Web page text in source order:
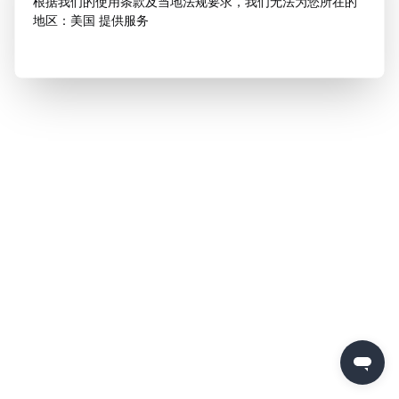
地区：美国 提供服务